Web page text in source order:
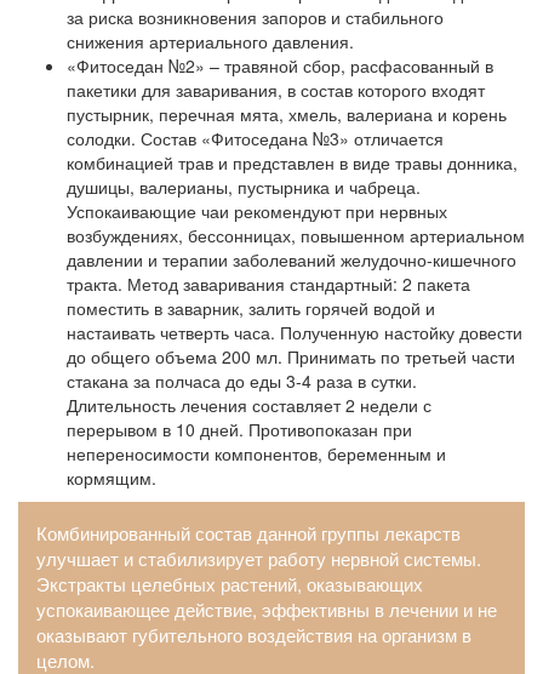
за риска возникновения запоров и стабильного
снижения артериального давления.
«Фитоседан №2» – травяной сбор, расфасованный в
пакетики для заваривания, в состав которого входят
пустырник, перечная мята, хмель, валериана и корень
солодки. Состав «Фитоседана №3» отличается
комбинацией трав и представлен в виде травы донника,
душицы, валерианы, пустырника и чабреца.
Успокаивающие чаи рекомендуют при нервных
возбуждениях, бессонницах, повышенном артериальном
давлении и терапии заболеваний желудочно-кишечного
тракта. Метод заваривания стандартный: 2 пакета
поместить в заварник, залить горячей водой и
настаивать четверть часа. Полученную настойку довести
до общего объема 200 мл. Принимать по третьей части
стакана за полчаса до еды 3-4 раза в сутки.
Длительность лечения составляет 2 недели с
перерывом в 10 дней. Противопоказан при
непереносимости компонентов, беременным и
кормящим.
Комбинированный состав данной группы лекарств
улучшает и стабилизирует работу нервной системы.
Экстракты целебных растений, оказывающих
успокаивающее действие, эффективны в лечении и не
оказывают губительного воздействия на организм в
целом.